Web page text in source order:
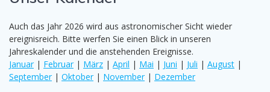
Auch das Jahr 2026 wird aus astronomischer Sicht wieder
ereignisreich. Bitte werfen Sie einen Blick in unseren
Jahreskalender und die anstehenden Ereignisse.
Januar | Februar | März | April | Mai | Juni | Juli | August |
September | Oktober | November | Dezember